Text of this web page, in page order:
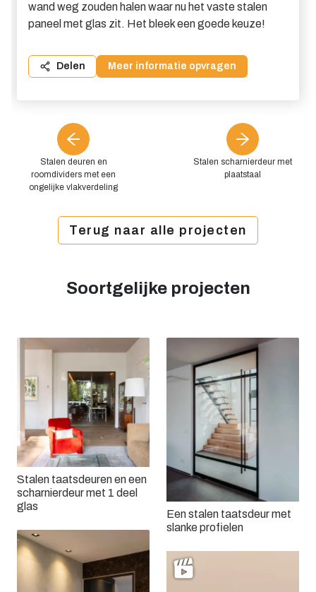
Stalen deuren en
roomdividers met een
ongelijke vlakverdeling
wand weg zouden halen waar nu het vaste stalen
paneel met glas zit. Het bleek een goede keuze!
Delen Meer informatie opvragen
Stalen scharnierdeur met
plaatstaal
Terug naar alle projecten
Soortgelijke projecten
Stalen taatsdeuren en een
scharnierdeur met 1 deel
glas
Een stalen taatsdeur met
slanke profielen